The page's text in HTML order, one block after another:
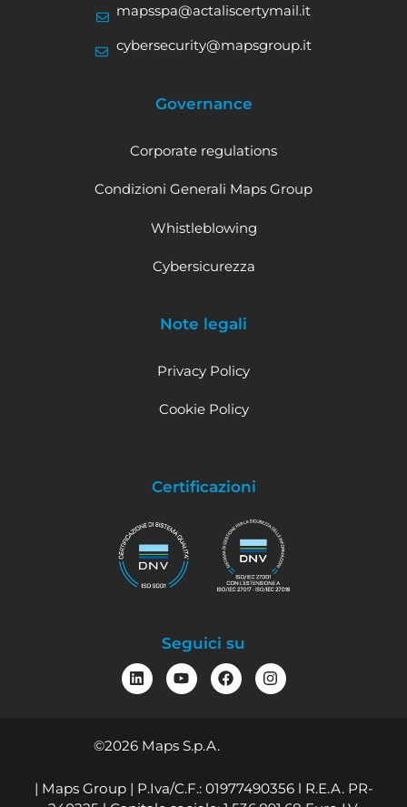
mapsspa@actaliscertymail.it
cybersecurity@mapsgroup.it
Governance
Corporate regulations
Condizioni Generali Maps Group
Whistleblowing
Cybersicurezza
Note legali
Privacy Policy
Cookie Policy
Certificazioni
Seguici su
©2026 Maps S.p.A.
| Maps Group | P.Iva/C.F.: 01977490356 l R.E.A. PR-